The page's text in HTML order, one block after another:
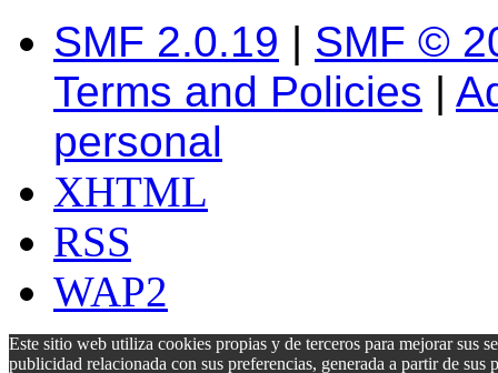
SMF 2.0.19 | SMF ©
Terms and Policies |
personal
XHTML
RSS
WAP2
Este sitio web utiliza cookies propias y de terceros para mejorar sus
publicidad relacionada con sus preferencias, generada a partir de